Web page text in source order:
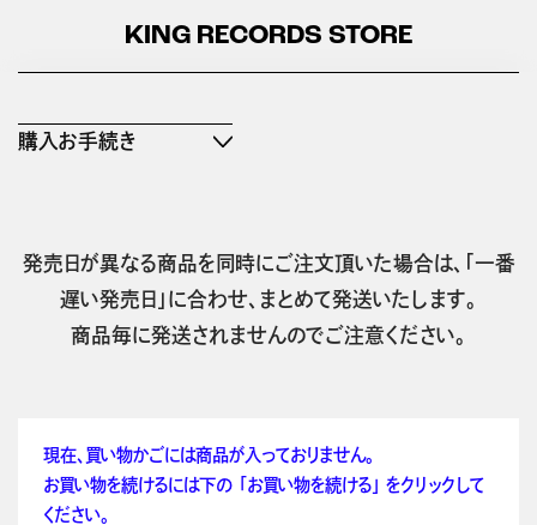
KING RECORDS STORE
購入お手続き
発売日が異なる商品を同時にご注文頂いた場合は、「一番
遅い発売日」に合わせ、まとめて発送いたします。
商品毎に発送されませんのでご注意ください。
現在、買い物かごには商品が入っておりません。
お買い物を続けるには下の 「お買い物を続ける」 をクリックして
ください。